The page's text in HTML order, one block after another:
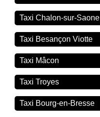
Taxi Chalon-sur-Saone
Taxi Besançon Viotte
Taxi Mâcon
Taxi Troyes
Taxi Bourg-en-Bresse